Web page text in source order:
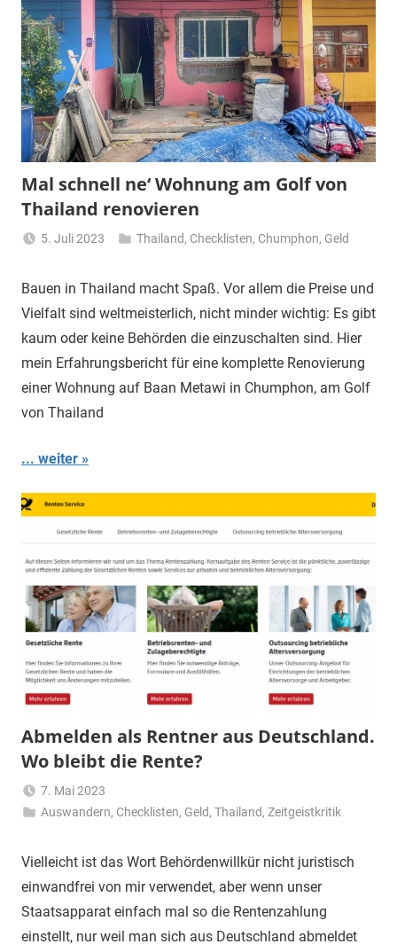
Mal schnell ne‘ Wohnung am Golf von
Thailand renovieren
5. Juli 2023
Thailand, Checklisten, Chumphon, Geld
Bauen in Thailand macht Spaß. Vor allem die Preise und
Vielfalt sind weltmeisterlich, nicht minder wichtig: Es gibt
kaum oder keine Behörden die einzuschalten sind. Hier
mein Erfahrungsbericht für eine komplette Renovierung
einer Wohnung auf Baan Metawi in Chumphon, am Golf
von Thailand
... weiter
Abmelden als Rentner aus Deutschland.
Wo bleibt die Rente?
7. Mai 2023
Matt
Auswandern, Checklisten, Geld,Thailand,Zeitgeistkritik
Vielleicht ist das Wort Behördenwillkür nicht juristisch
einwandfrei von mir verwendet, aber wenn unser
Staatsapparat einfach mal so die Rentenzahlung
einstellt, nur weil man sich aus Deutschland abmeldet